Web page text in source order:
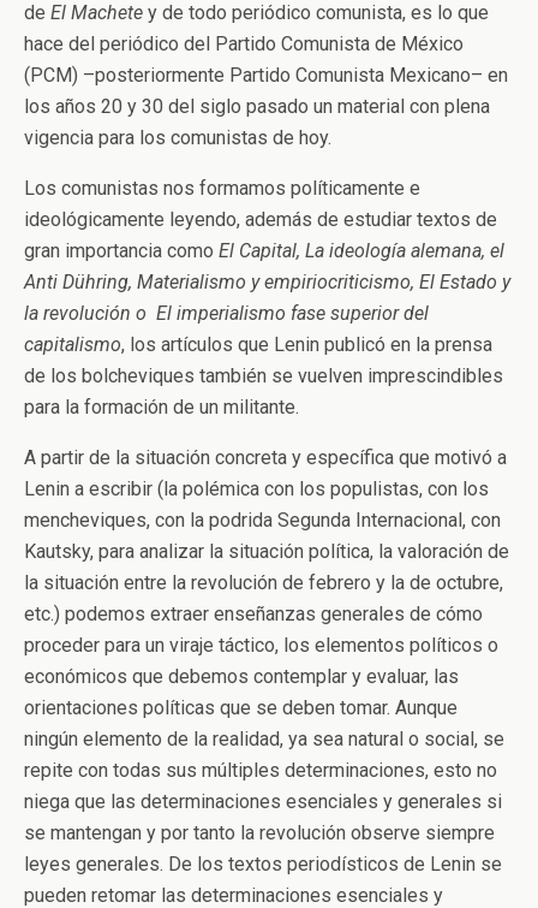
de El Machete y de todo periódico comunista, es lo que
hace del periódico del Partido Comunista de México
(PCM) –posteriormente Partido Comunista Mexicano– en
los años 20 y 30 del siglo pasado un material con plena
vigencia para los comunistas de hoy.
Los comunistas nos formamos políticamente e
ideológicamente leyendo, además de estudiar textos de
gran importancia como El Capital, La ideología alemana, el
Anti Dühring, Materialismo y empiriocriticismo, El Estado y
la revolución o El imperialismo fase superior del
capitalismo, los artículos que Lenin publicó en la prensa
de los bolcheviques también se vuelven imprescindibles
para la formación de un militante.
A partir de la situación concreta y específica que motivó a
Lenin a escribir (la polémica con los populistas, con los
mencheviques, con la podrida Segunda Internacional, con
Kautsky, para analizar la situación política, la valoración de
la situación entre la revolución de febrero y la de octubre,
etc.) podemos extraer enseñanzas generales de cómo
proceder para un viraje táctico, los elementos políticos o
económicos que debemos contemplar y evaluar, las
orientaciones políticas que se deben tomar. Aunque
ningún elemento de la realidad, ya sea natural o social, se
repite con todas sus múltiples determinaciones, esto no
niega que las determinaciones esenciales y generales si
se mantengan y por tanto la revolución observe siempre
leyes generales. De los textos periodísticos de Lenin se
pueden retomar las determinaciones esenciales y